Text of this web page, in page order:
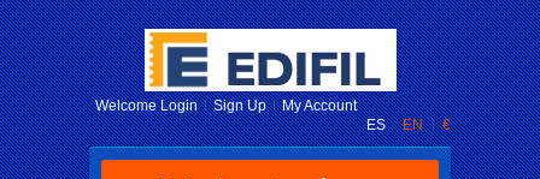
€
ES EN
WelcomeLogin Sign Up My Account